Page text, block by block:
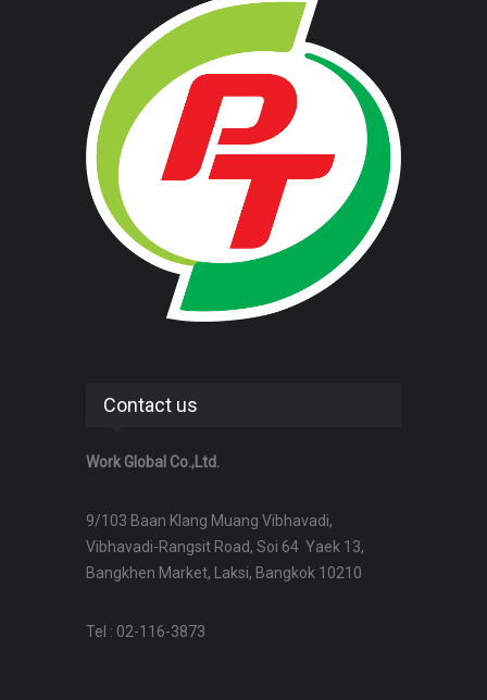
Contact us
Work Global Co.,Ltd.
9/103 Baan Klang Muang Vibhavadi,
Vibhavadi-Rangsit Road, Soi 64 Yaek 13,
Bangkhen Market, Laksi, Bangkok 10210
Tel : 02-116-3873